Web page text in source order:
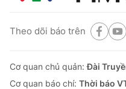
Theo dõi báo trên
Cơ quan chủ quản:Đài
Cơ quan báo chí: Thời báo